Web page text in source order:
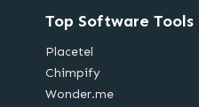
Top Software Tools
Placetel
Chimpify
Wonder.me